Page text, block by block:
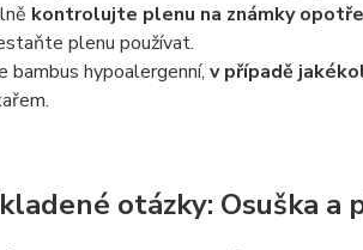
kontrolujte plenu na známky
plenu používat.
bambus hypoalergenní, v případě
kladené otázky: Osuška a